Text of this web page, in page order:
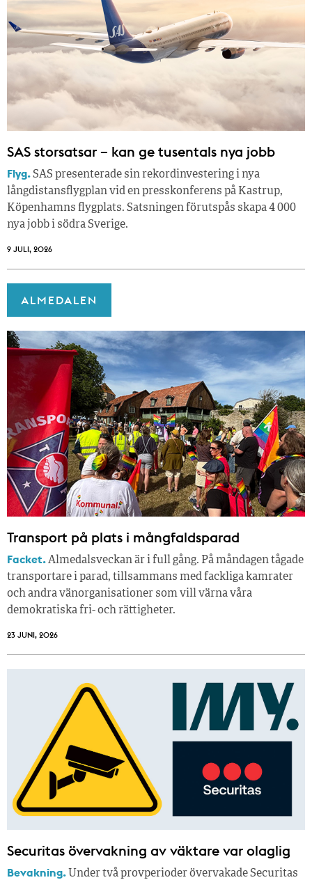
SAS storsatsar – kan ge tusentals nya jobb
Flyg.SAS presenterade sin rekordinvestering i nya
långdistansflygplan vid en presskonferens på Kastrup,
Köpenhamns flygplats. Satsningen förutspås skapa 4 000
nya jobb i södra Sverige.
9 JULI, 2026
ALMEDALEN
Transport på plats i mångfaldsparad
Facket.Almedalsveckan är i full gång. På måndagen tågade
transportare i parad, tillsammans med fackliga kamrater
och andra vänorganisationer som vill värna våra
demokratiska fri- och rättigheter.
23 JUNI, 2026
Securitas övervakning av väktare var olaglig
Bevakning. Under två provperioder övervakade Securitas